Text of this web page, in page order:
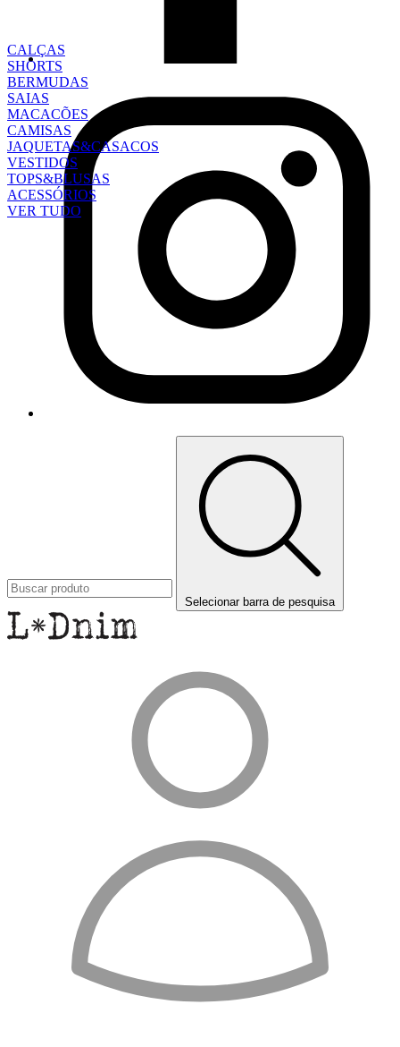
CALÇAS
SHORTS
BERMUDAS
SAIAS
MACACÕES
CAMISAS
JAQUETAS&CASACOS
VESTIDOS
TOPS&BLUSAS
ACESSÓRIOS
VER TUDO
Selecionar barra de pesquisa